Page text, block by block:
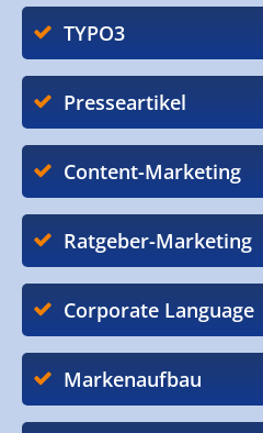
TYPO3
Presseartikel
Content-Marketing
Ratgeber-Marketing
Corporate Language
Markenaufbau